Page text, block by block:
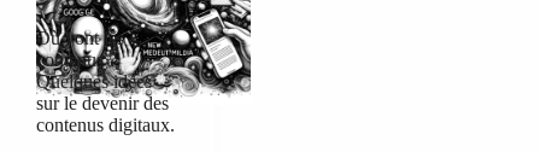
Où vont les
contenus ?
Quelques idées
sur le devenir des
contenus digitaux.